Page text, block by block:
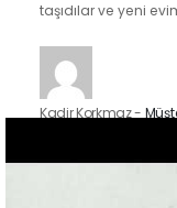
taşıdılar ve yeni
Kadir Korkmaz-